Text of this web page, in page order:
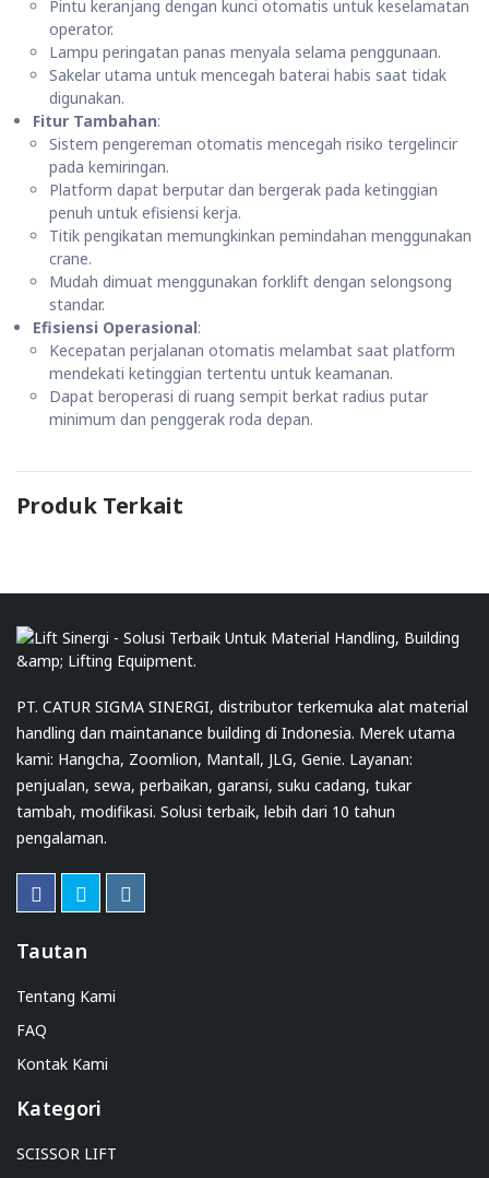
Pintu keranjang dengan kunci otomatis untuk keselamatan
operator.
Lampu peringatan panas menyala selama penggunaan.
Sakelar utama untuk mencegah baterai habis saat tidak
digunakan.
Fitur Tambahan:
Sistem pengereman otomatis mencegah risiko tergelincir
pada kemiringan.
Platform dapat berputar dan bergerak pada ketinggian
penuh untuk efisiensi kerja.
Titik pengikatan memungkinkan pemindahan menggunakan
crane.
Mudah dimuat menggunakan forklift dengan selongsong
standar.
Efisiensi Operasional:
Kecepatan perjalanan otomatis melambat saat platform
mendekati ketinggian tertentu untuk keamanan.
Dapat beroperasi di ruang sempit berkat radius putar
minimum dan penggerak roda depan.
Produk Terkait
PT. CATUR SIGMA SINERGI, distributor terkemuka alat material
handling dan maintanance building di Indonesia. Merek utama
kami: Hangcha, Zoomlion, Mantall, JLG, Genie. Layanan:
penjualan, sewa, perbaikan, garansi, suku cadang, tukar
tambah, modifikasi. Solusi terbaik, lebih dari 10 tahun
pengalaman.
Tautan
Tentang Kami
FAQ
Kontak Kami
Kategori
SCISSOR LIFT